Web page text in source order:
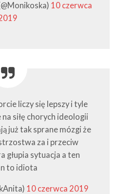
10 czerwca
liczy się lepszy i tyle
siłę chorych ideologii
już tak sprane mózgi że
za i przeciw
głupia sytuacja a ten
to idiota
10 czerwca 2019